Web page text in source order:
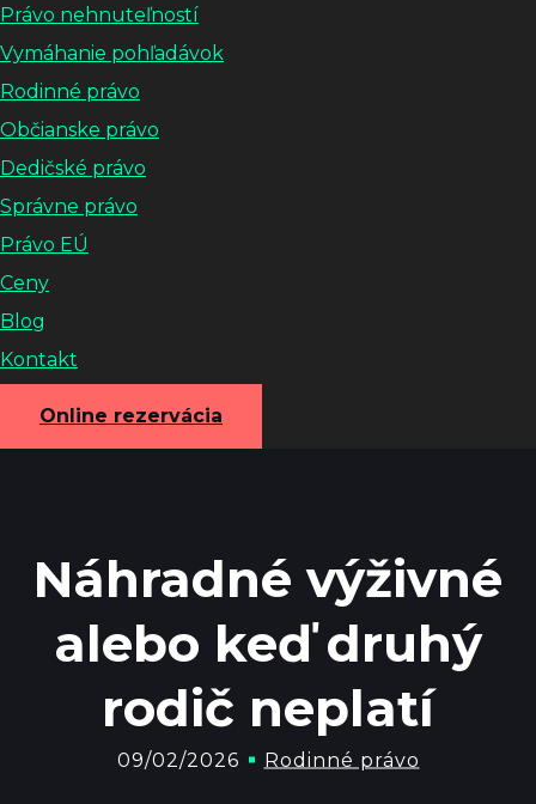
Právo nehnuteľností
Vymáhanie pohľadávok
Rodinné právo
Občianske právo
Dedičské právo
Správne právo
Právo EÚ
Ceny
Blog
Kontakt
Online rezervácia
Náhradné výživné
alebo keď druhý
rodič neplatí
09/02/2026 Rodinné právo